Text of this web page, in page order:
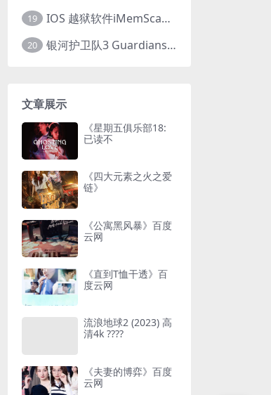
19 IOS 越狱软件iMemScan version1.2.6 游戏内存修改器
20 银河护卫队3 Guardians of the Galaxy Vol. 3 (2023)4K高清资源1080p只分享精品
文章展示
《星期五俱乐部18:
已读不
《四大元素之火之爱
链》
《公寓黑风暴》百度
云网
《直到T恤干透》百
度云网
流浪地球2 (2023) 高
清4k ????
《夫妻的博弈》百度
云网